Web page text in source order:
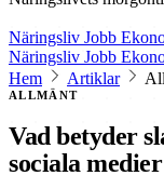
Näringsliv Jobb
Näringsliv Jobb
Hem
Artiklar
ALLMÄNT
Vad betyder
sociala medier